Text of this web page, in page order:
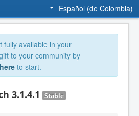
Español (de Colombia)
fully available in your
to your community by
here to start.
3.1.4.1 Stable